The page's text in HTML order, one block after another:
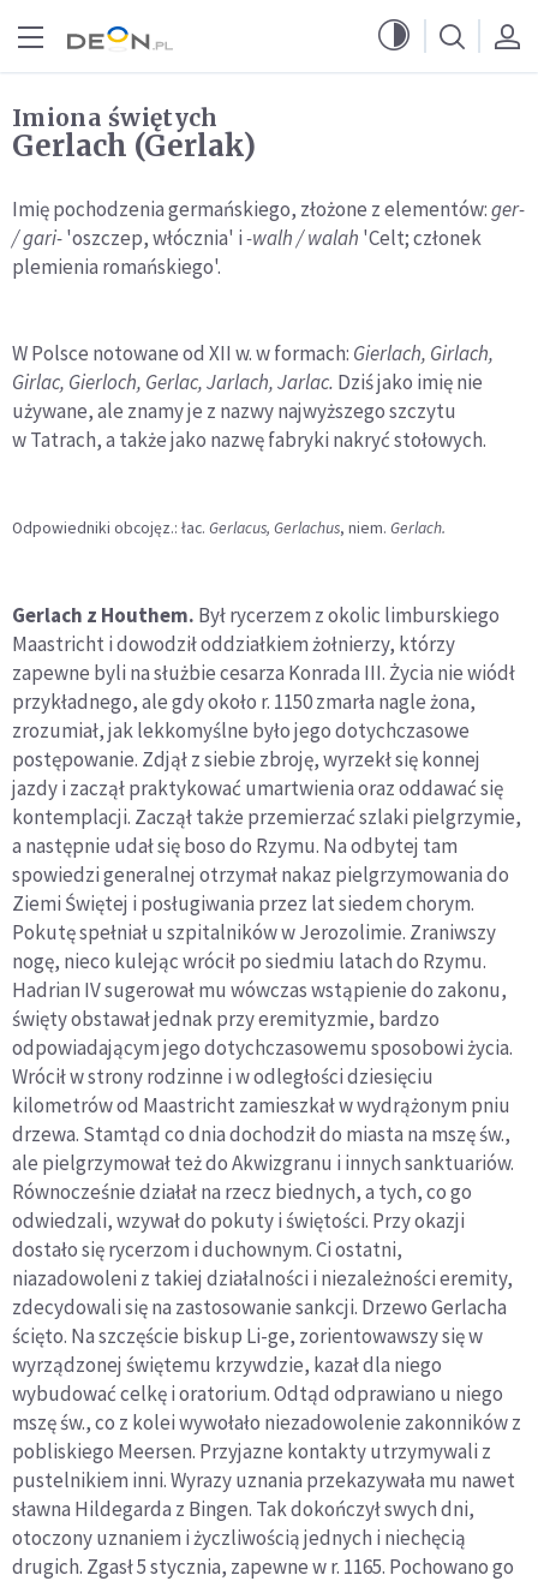
Imiona świętych
Gerlach (Gerlak)
Imię pochodzenia germańskiego, złożone z elementów:ger-
/ gari-'oszczep, włócznia' i-walh / walah 'Celt; członek
plemienia romańskiego'.
W Polsce notowane od XII w. w formach: Gierlach, Girlach,
Girlac, Gierloch, Gerlac, Jarlach, Jarlac. Dziś jako imię nie
używane, ale znamy je z nazwy najwyższego szczytu
w Tatrach, a także jako nazwę fabryki nakryć stołowych.
Odpowiedniki obcojęz.: łac. Gerlacus, Gerlachus, niem. Gerlach.
Gerlach z Houthem. Był rycerzem z okolic limburskiego
Maastricht i dowodził oddziałkiem żołnierzy, którzy
zapewne byli na służbie cesarza Konrada III. Życia nie wiódł
przykładnego, ale gdy około r. 1150 zmarła nagle żona,
zrozumiał, jak lekkomyślne było jego dotychczasowe
postępowanie. Zdjął z siebie zbroję, wyrzekł się konnej
jazdy i zaczął praktykować umartwienia oraz oddawać się
kontemplacji. Zaczął także przemierzać szlaki pielgrzymie,
a następnie udał się boso do Rzymu. Na odbytej tam
spowiedzi generalnej otrzymał nakaz pielgrzymowania do
Ziemi Świętej i posługiwania przez lat siedem chorym.
Pokutę spełniał u szpitalników w Jerozolimie. Zraniwszy
nogę, nieco kulejąc wrócił po siedmiu latach do Rzymu.
Hadrian IV sugerował mu wówczas wstąpienie do zakonu,
święty obstawał jednak przy eremityzmie, bardzo
odpowiadającym jego dotychczasowemu sposobowi życia.
Wrócił w strony rodzinne i w odległości dziesięciu
kilometrów od Maastricht zamieszkał w wydrążonym pniu
drzewa. Stamtąd co dnia dochodził do miasta na mszę św.,
ale pielgrzymował też do Akwizgranu i innych sanktuariów.
Równocześnie działał na rzecz biednych, a tych, co go
odwiedzali, wzywał do pokuty i świętości. Przy okazji
dostało się rycerzom i duchownym. Ci ostatni,
niazadowoleni z takiej działalności i niezależności eremity,
zdecydowali się na zastosowanie sankcji. Drzewo Gerlacha
ścięto. Na szczęście biskup Li-ge, zorientowawszy się w
wyrządzonej świętemu krzywdzie, kazał dla niego
wybudować celkę i oratorium. Odtąd odprawiano u niego
mszę św., co z kolei wywołało niezadowolenie zakonników z
pobliskiego Meersen. Przyjazne kontakty utrzymywali z
pustelnikiem inni. Wyrazy uznania przekazywała mu nawet
sławna Hildegarda z Bingen. Tak dokończył swych dni,
otoczony uznaniem i życzliwością jednych i niechęcią
drugich. Zgasł 5 stycznia, zapewne w r. 1165. Pochowano go